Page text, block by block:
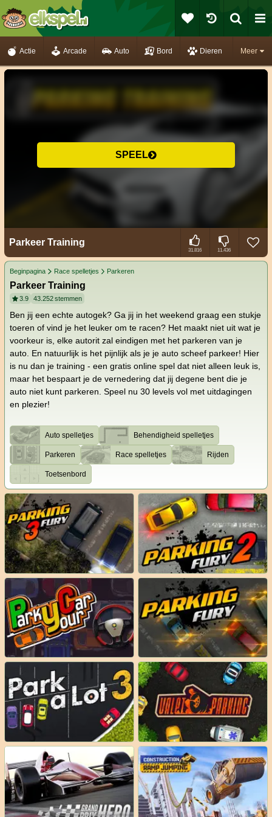
Meer
Actie Arcade Auto Bord Dieren
SPEEL
Parkeer Training
31.816 11.436
Beginpagina Race spelletjes Parkeren
Parkeer Training
3.9 43.252stemmen
Ben jij een echte autogek? Ga jij in het weekend graag een stukje
toeren of vind je het leuker om te racen? Het maakt niet uit wat je
voorkeur is, elke autorit zal eindigen met het parkeren van je
auto. En natuurlijk is het pijnlijk als je je auto scheef parkeer! Hier
is nu dan je training - een gratis online spel dat niet alleen leuk is,
maar het bespaart je de vernedering dat jij degene bent die je
auto niet kunt parkeren. Speel nu 30 levels vol met uitdagingen
en plezier!
Auto spelletjes Behendigheid spelletjes
Parkeren Race spelletjes Rijden
Toetsenbord